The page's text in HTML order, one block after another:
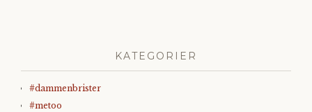
KATEGORIER
#dammenbrister
#metoo